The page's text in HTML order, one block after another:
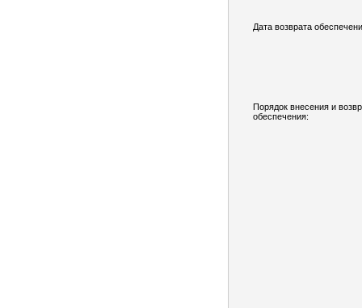
Дата возврата
Порядок внесения и
обеспечения: